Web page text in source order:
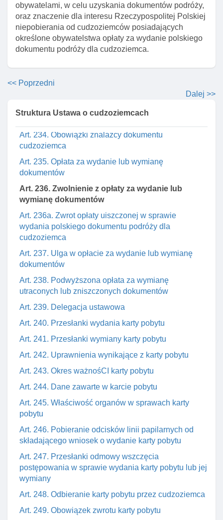
obywatelami, w celu uzyskania dokumentów podróży,
oraz znaczenie dla interesu Rzeczypospolitej Polskiej
niepobierania od cudzoziemców posiadających
określone obywatelstwa opłaty za wydanie polskiego
dokumentu podróży dla cudzoziemca.
<< Poprzedni
Dalej >>
Struktura Ustawa o cudzoziemcach
Art. 229. Zasady wydawania I wymiany dokumentów
Art. 230. Termin składania wniosku o wymianę
dokumentów
Art. 231. Wymogi wniosku o wydanie lub wymianę
Art. 232. Zawiadomienie o utracie lub uszkodzeniu
Art. 233. Zawiadomienie o odzyskaniu utraconego
Art. 234. Obowiązki znalazcy dokumentu
cudzoziemca
Art. 235. Opłata za wydanie lub wymianę
dokumentów
Art. 236. Zwolnienie z opłaty za wydanie lub
wymianę dokumentów
Art. 236a. Zwrot opłaty uiszczonej w sprawie
wydania polskiego dokumentu podróży dla
cudzoziemca
Art. 237. Ulga w opłacie za wydanie lub wymianę
dokumentów
Art. 238. Podwyższona opłata za wymianę
utraconych lub zniszczonych dokumentów
Art. 239. Delegacja ustawowa
Art. 240. Przesłanki wydania karty pobytu
Art. 241. Przesłanki wymiany karty pobytu
Art. 242. Uprawnienia wynikające z karty pobytu
Art. 243. Okres ważnośCI karty pobytu
Art. 244. Dane zawarte w karcie pobytu
Art. 245. Właściwość organów w sprawach karty
pobytu
Art. 246. Pobieranie odcisków linii papilarnych od
składającego wniosek o wydanie karty pobytu
Art. 247. Przesłanki odmowy wszczęcia
postępowania w sprawie wydania karty pobytu lub jej
wymiany
Art. 248. Odbieranie karty pobytu przez cudzoziemca
Art. 249. Obowiązek zwrotu karty pobytu